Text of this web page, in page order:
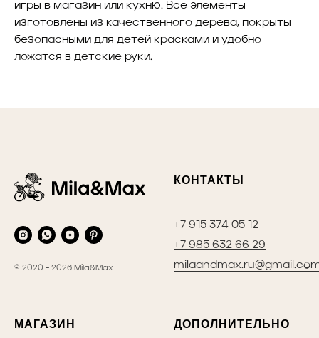
игры в магазин или кухню. Все элементы
изготовлены из качественного дерева, покрыты
безопасными для детей красками и удобно
ложатся в детские руки.
© 2020 - 2026 Mila&Max
КОНТАКТЫ
+7 915 374 05 12
+7 985 632 66 29
МАГАЗИН ДОПОЛНИТЕЛЬНО